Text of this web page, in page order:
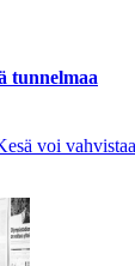
tunnelmaa
voi